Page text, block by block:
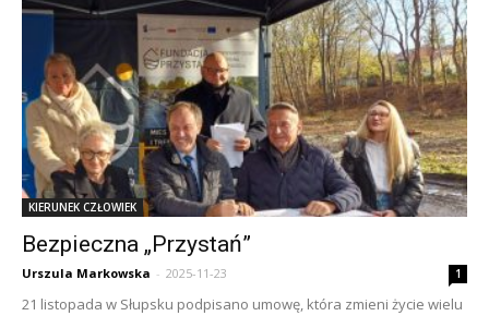
KIERUNEK CZŁOWIEK
Bezpieczna „Przystań”
Urszula Markowska - 2025-11-23 1
21 listopada w Słupsku podpisano umowę, która zmieni życie wielu